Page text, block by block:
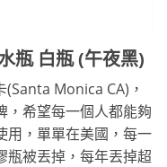
瓶 白瓶 (午夜黑)
Monica CA)，
，希望每一個人都能夠
用，單單在美國，每一
瓶被丟掉，每年丟掉超